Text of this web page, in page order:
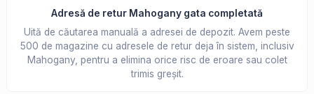
Adresă de retur Mahogany gata completată
Uită de căutarea manuală a adresei de depozit. Avem peste
500 de magazine cu adresele de retur deja în sistem, inclusiv
Mahogany, pentru a elimina orice risc de eroare sau colet
trimis greșit.